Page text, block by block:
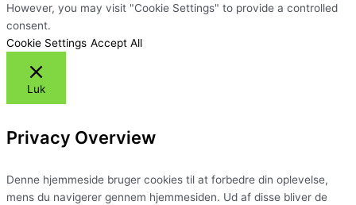
However, you may visit "Cookie Settings" to provide a controlled
consent.
Cookie Settings Accept All
Luk
Privacy Overview
Denne hjemmeside bruger cookies til at forbedre din oplevelse,
mens du navigerer gennem hjemmesiden. Ud af disse bliver de